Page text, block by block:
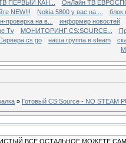
ПЕРВЫЙ КАН...
ОнЛайн ТВ
NEW!!! Nokia 5800 у вас на ...
блок
проверка на в...
информер новостей
Tv МОНИТОРИНГ CS:SOURCE...
cs go наша группа в steam
» Готовый CS:Source - NO STEAM
- ЧИСТЫЙ ВСЕ ОСТАЛЬНОЕ МОЖЕТЕ